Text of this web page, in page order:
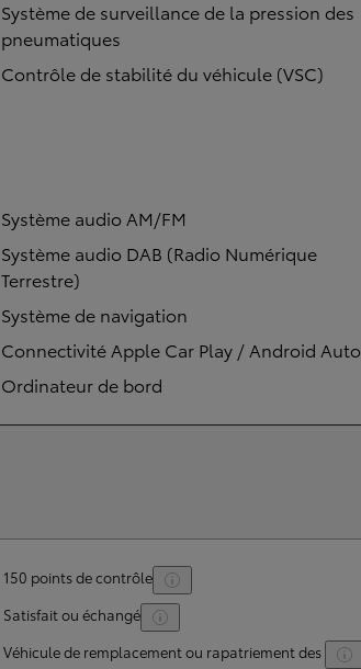
Système de surveillance de la pression des
pneumatiques
Contrôle de stabilité du véhicule (VSC)
Système audio AM/FM
Système audio DAB (Radio Numérique
Terrestre)
Système de navigation
Connectivité Apple Car Play / Android Auto
Ordinateur de bord
150 points de contrôle
Satisfait ou échangé
Véhicule de remplacement ou rapatriement des